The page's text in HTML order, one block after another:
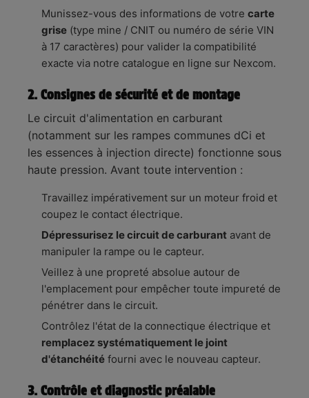
Munissez-vous des informations de votre carte
grise (type mine / CNIT ou numéro de série VIN
à 17 caractères) pour valider la compatibilité
exacte via notre catalogue en ligne sur Nexcom.
2. Consignes de sécurité et de montage
Le circuit d'alimentation en carburant
(notamment sur les rampes communes dCi et
les essences à injection directe) fonctionne sous
haute pression. Avant toute intervention :
Travaillez impérativement sur un moteur froid et
coupez le contact électrique.
Dépressurisez le circuit de carburant avant de
manipuler la rampe ou le capteur.
Veillez à une propreté absolue autour de
l'emplacement pour empêcher toute impureté de
pénétrer dans le circuit.
Contrôlez l'état de la connectique électrique et
remplacez systématiquement le joint
d'étanchéité fourni avec le nouveau capteur.
3. Contrôle et diagnostic préalable